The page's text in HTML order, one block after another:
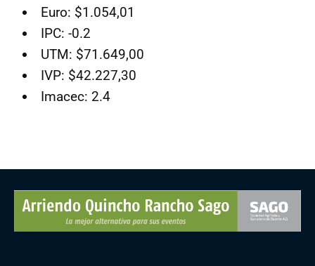
Euro: $1.054,01
IPC: -0.2
UTM: $71.649,00
IVP: $42.227,30
Imacec: 2.4